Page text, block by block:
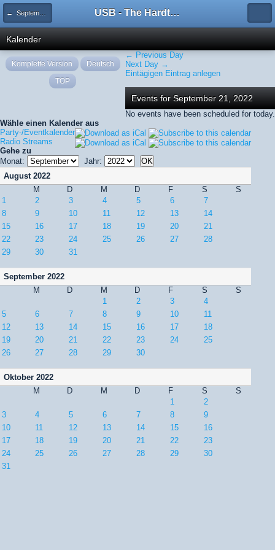
← September 2022 USB - The Hardtechno Family
Kalender
← Previous Day
Next Day →
Eintägigen Eintrag anlegen
Events for September 21, 2022
No events have been scheduled for today.
Wähle einen Kalender aus
Party-/Eventkalender
Radio Streams
Gehe zu
Monat:
Jahr:
August 2022
M
D M D F S
S
1
2 3 4 5 6
7
8
9 10 11 12 13
14
15
16 17 18 19 20
21
22
23 24 25 26 27
28
29
30 31
September 2022
M
D M D F S
S
1
2 3
4
5
6 7 8 9 10
11
12
13 14 15 16 17
18
19
20 21 22 23 24
25
26
27 28 29 30
Oktober 2022
M
D M D F S
S
1
2
3
4 5 6 7 8
9
10
11 12 13 14 15
16
17
18 19 20 21 22
23
24
25 26 27 28 29
30
31
Komplette Version
Deutsch
TOP